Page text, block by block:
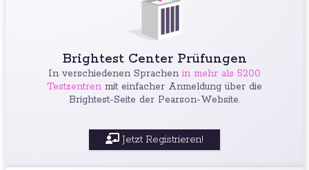
Brightest Center Prüfungen
In verschiedenen Sprachen in mehr als 5200
Testzentren mit einfacher Anmeldung über die
Brightest-Seite der Pearson-Website.
Jetzt Registrieren!